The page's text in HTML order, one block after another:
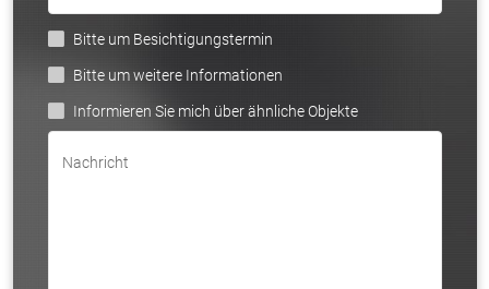
Bitte um Besichtigungstermin
Bitte um weitere Informationen
Informieren Sie mich über ähnliche Objekte
Nachricht